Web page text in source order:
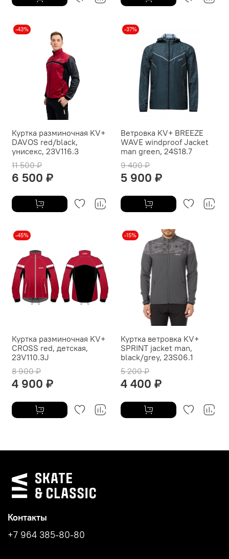
-43%
Куртка разминочная KV+
DAVOS red/black,
унисекс, 23V116.3
11 500 ₽
6 500 ₽
-37%
Ветровка KV+ BREEZE
WAVE windproof Jacket
man green, 24S18.7
9 400 ₽
5 900 ₽
-45%
Куртка разминочная KV+
CROSS red, детская,
23V110.3J
8 900 ₽
4 900 ₽
-15%
Куртка ветровка KV+
SPRINT jacket man,
black/grey, 23S06.1
5 200 ₽
4 400 ₽
Контакты
+7 964 385-80-80